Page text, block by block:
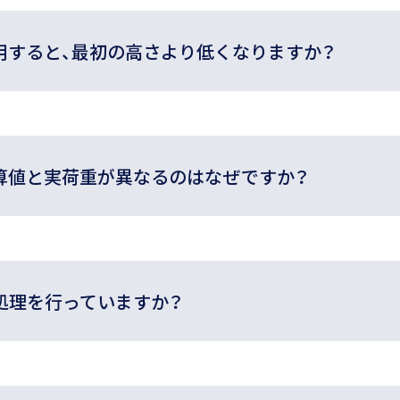
ると、最初の高さより低くなりますか？
と実荷重が異なるのはなぜですか？
を行っていますか？